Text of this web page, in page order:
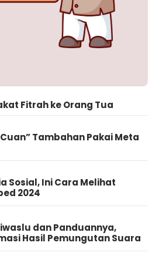
Fitrah ke Orang Tua
Tambahan Pakai Meta
Sosial, Ini Cara Melihat
2024
dan Panduannya,
Hasil Pemungutan Suara